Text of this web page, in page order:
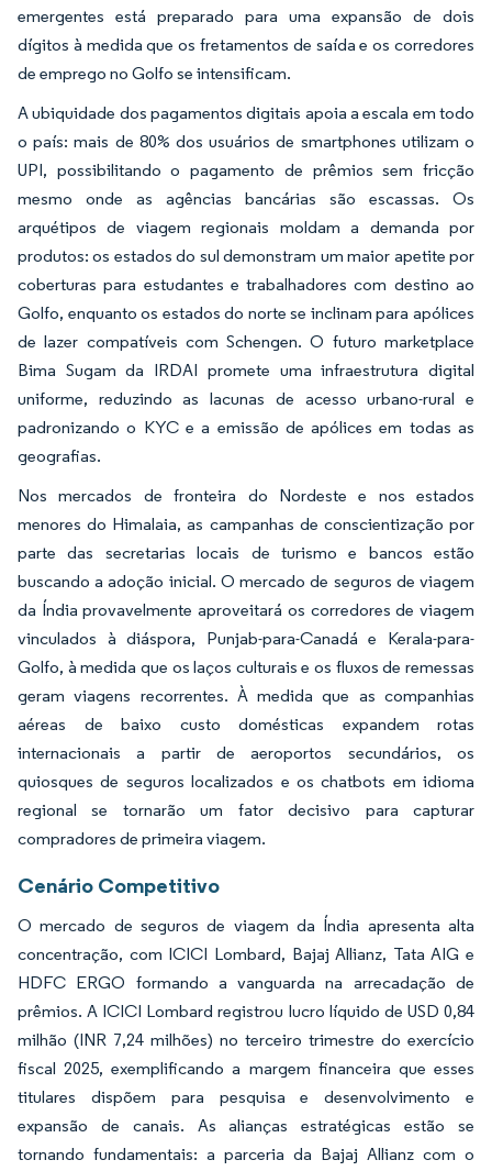
emergentes está preparado para uma expansão de dois
dígitos à medida que os fretamentos de saída e os corredores
de emprego no Golfo se intensificam.
A ubiquidade dos pagamentos digitais apoia a escala em todo
o país: mais de 80% dos usuários de smartphones utilizam o
UPI, possibilitando o pagamento de prêmios sem fricção
mesmo onde as agências bancárias são escassas. Os
arquétipos de viagem regionais moldam a demanda por
produtos: os estados do sul demonstram um maior apetite por
coberturas para estudantes e trabalhadores com destino ao
Golfo, enquanto os estados do norte se inclinam para apólices
de lazer compatíveis com Schengen. O futuro marketplace
Bima Sugam da IRDAI promete uma infraestrutura digital
uniforme, reduzindo as lacunas de acesso urbano-rural e
padronizando o KYC e a emissão de apólices em todas as
geografias.
Nos mercados de fronteira do Nordeste e nos estados
menores do Himalaia, as campanhas de conscientização por
parte das secretarias locais de turismo e bancos estão
buscando a adoção inicial. O mercado de seguros de viagem
da Índia provavelmente aproveitará os corredores de viagem
vinculados à diáspora, Punjab-para-Canadá e Kerala-para-
Golfo, à medida que os laços culturais e os fluxos de remessas
geram viagens recorrentes. À medida que as companhias
aéreas de baixo custo domésticas expandem rotas
internacionais a partir de aeroportos secundários, os
quiosques de seguros localizados e os chatbots em idioma
regional se tornarão um fator decisivo para capturar
compradores de primeira viagem.
Cenário Competitivo
O mercado de seguros de viagem da Índia apresenta alta
concentração, com ICICI Lombard, Bajaj Allianz, Tata AIG e
HDFC ERGO formando a vanguarda na arrecadação de
prêmios. A ICICI Lombard registrou lucro líquido de USD 0,84
milhão (INR 7,24 milhões) no terceiro trimestre do exercício
fiscal 2025, exemplificando a margem financeira que esses
titulares dispõem para pesquisa e desenvolvimento e
expansão de canais. As alianças estratégicas estão se
tornando fundamentais: a parceria da Bajaj Allianz com o